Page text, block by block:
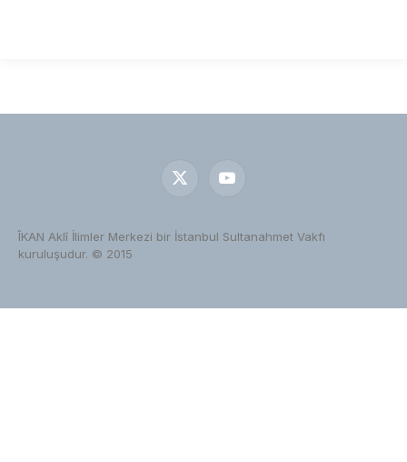
X
YouTube
ÎKAN Aklî İlimler Merkezi bir İstanbul Sultanahmet Vakfı
kuruluşudur. © 2015